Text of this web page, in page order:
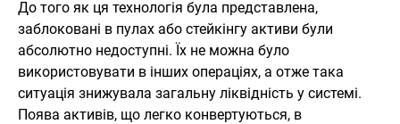
До того як ця технологія була представлена,
заблоковані в пулах або стейкінгу активи були
абсолютно недоступні. Їх не можна було
використовувати в інших операціях, а отже така
ситуація знижувала загальну ліквідність у системі.
Поява активів, що легко конвертуються, в